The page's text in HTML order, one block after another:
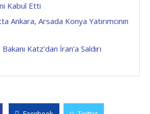
Kabul Etti
Ankara, Arsada Konya Yatırımcının
Katz’dan İran’a Saldırı